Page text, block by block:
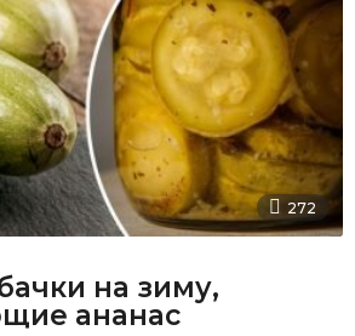
272
на зиму,
ананас